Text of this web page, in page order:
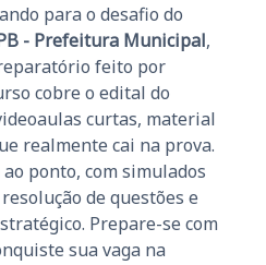
para o desafio do
- Prefeitura Municipal,
feito por
cobre o edital do
curtas, material
realmente cai na prova.
ponto, com simulados
de questões e
Prepare-se com
sua vaga na